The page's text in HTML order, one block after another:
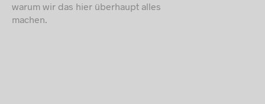
warum wir das hier überhaupt alles
machen.